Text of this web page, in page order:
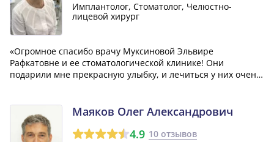
Имплантолог, Стоматолог, Челюстно-
лицевой хирург
«Огромное спасибо врачу Муксиновой Эльвире
Рафкатовне и ее стоматологической клинике! Они
подарили мне прекрасную улыбку, и лечиться у них очень
работают с каждым пациентом индивидуально и
доводят...»
Маяков Олег Александрович
4.9 10 отзывов